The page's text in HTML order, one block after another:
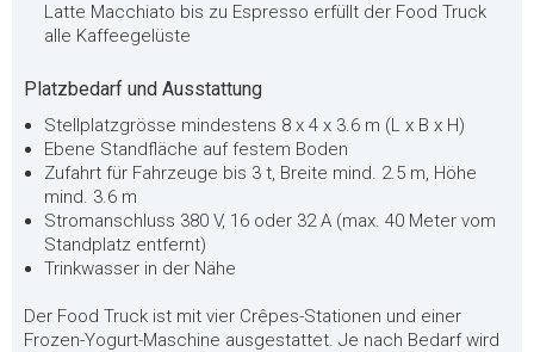
Latte Macchiato bis zu Espresso erfüllt der Food Truck
alle Kaffeegelüste
Platzbedarf und Ausstattung
Stellplatzgrösse mindestens 8 x 4 x 3.6 m (L x B x H)
Ebene Standfläche auf festem Boden
Zufahrt für Fahrzeuge bis 3 t, Breite mind. 2.5 m, Höhe
mind. 3.6 m
Stromanschluss 380 V, 16 oder 32 A (max. 40 Meter vom
Standplatz entfernt)
Trinkwasser in der Nähe
Der Food Truck ist mit vier Crêpes-Stationen und einer
Frozen-Yogurt-Maschine ausgestattet. Je nach Bedarf wird